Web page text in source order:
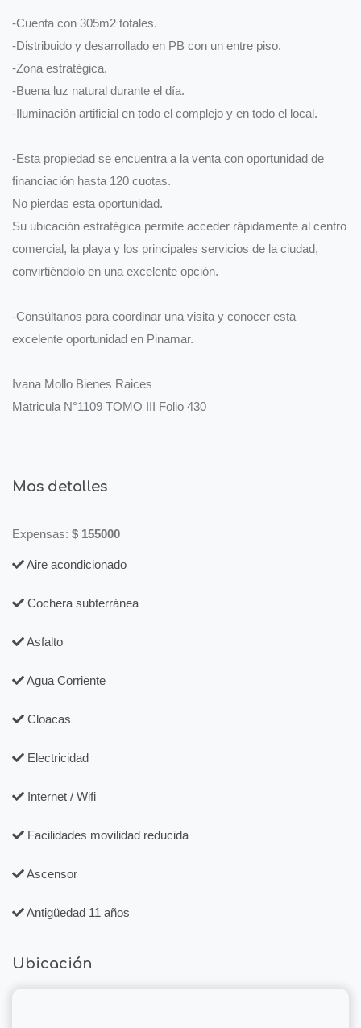
-Cuenta con 305m2 totales.
-Distribuido y desarrollado en PB con un entre piso.
-Zona estratégica.
-Buena luz natural durante el día.
-Iluminación artificial en todo el complejo y en todo el local.
-Esta propiedad se encuentra a la venta con oportunidad de
financiación hasta 120 cuotas.
No pierdas esta oportunidad.
Su ubicación estratégica permite acceder rápidamente al centro
comercial, la playa y los principales servicios de la ciudad,
convirtiéndolo en una excelente opción.
-Consúltanos para coordinar una visita y conocer esta
excelente oportunidad en Pinamar.
Ivana Mollo Bienes Raices
Matricula N°1109 TOMO III Folio 430
Mas detalles
Expensas: $ 155000
Aire acondicionado
Cochera subterránea
Asfalto
Agua Corriente
Cloacas
Electricidad
Internet / Wifi
Facilidades movilidad reducida
Ascensor
Antigüedad 11 años
Ubicación